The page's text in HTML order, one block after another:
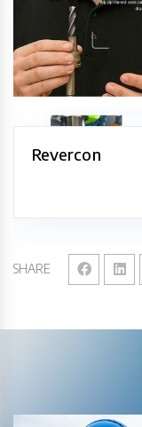
SHARE
Revercon